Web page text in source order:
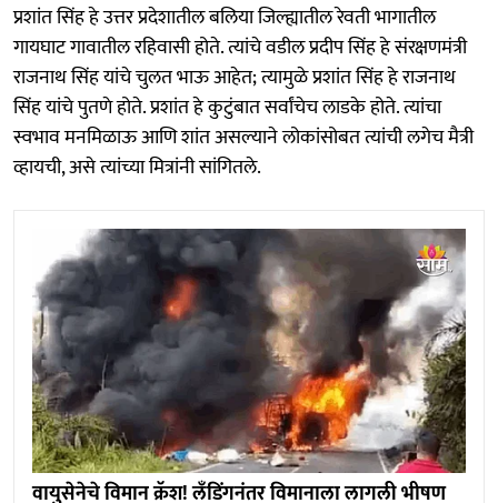
प्रशांत सिंह हे उत्तर प्रदेशातील बलिया जिल्ह्यातील रेवती भागातील
गायघाट गावातील रहिवासी होते. त्यांचे वडील प्रदीप सिंह हे संरक्षणमंत्री
राजनाथ सिंह यांचे चुलत भाऊ आहेत; त्यामुळे प्रशांत सिंह हे राजनाथ
सिंह यांचे पुतणे होते. प्रशांत हे कुटुंबात सर्वांचेच लाडके होते. त्यांचा
स्वभाव मनमिळाऊ आणि शांत असल्याने लोकांसोबत त्यांची लगेच मैत्री
व्हायची, असे त्यांच्या मित्रांनी सांगितले.
वायुसेनेचे विमान क्रॅश! लँडिंगनंतर विमानाला लागली भीषण